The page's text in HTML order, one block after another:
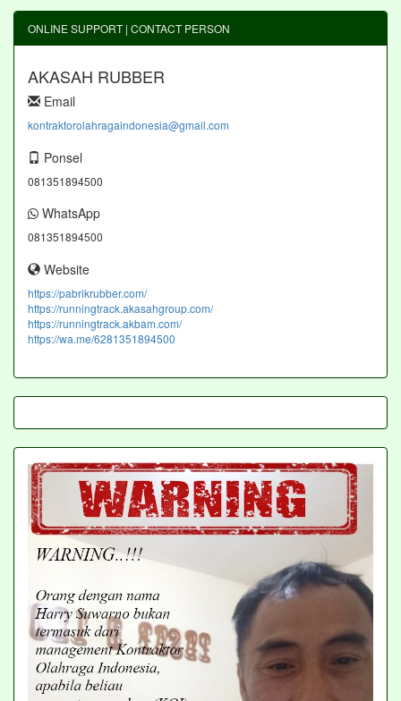
ONLINE SUPPORT | CONTACT PERSON
AKASAH RUBBER
Email
kontraktorolahragaindonesia@gmail.com
Ponsel
081351894500
WhatsApp
081351894500
Website
https://pabrikrubber.com/
https://runningtrack.akasahgroup.com/
https://runningtrack.akbam.com/
https://wa.me/6281351894500